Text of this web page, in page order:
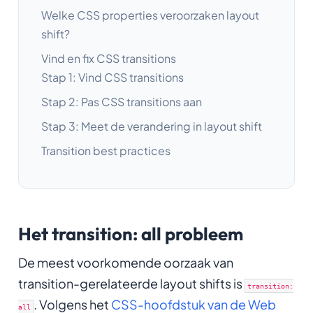
Welke CSS properties veroorzaken layout
shift?
Vind en fix CSS transitions
Stap 1: Vind CSS transitions
Stap 2: Pas CSS transitions aan
Stap 3: Meet de verandering in layout shift
Transition best practices
Het transition: all probleem
De meest voorkomende oorzaak van
transition-gerelateerde layout shifts is transition:
all . Volgens het CSS-hoofdstuk van de Web